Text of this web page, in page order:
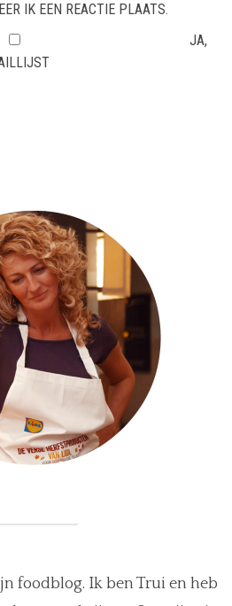
IK EEN REACTIE PLAATS.
JA,
foodblog. Ik ben Trui en heb